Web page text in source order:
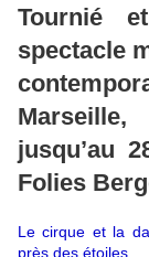
Tournié
spectacle
jusqu’au
Folies
Le cirque et la
près des étoiles